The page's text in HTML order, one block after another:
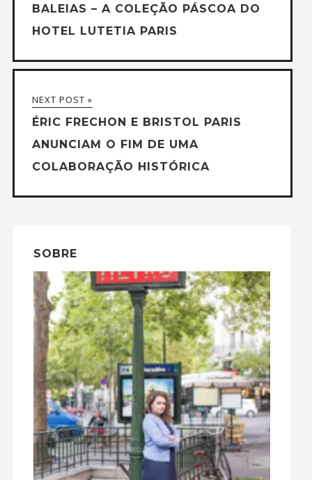
BALEIAS – A COLEÇÃO PÁSCOA DO
HOTEL LUTETIA PARIS
NEXT POST »
ÉRIC FRECHON E BRISTOL PARIS
ANUNCIAM O FIM DE UMA
COLABORAÇÃO HISTÓRICA
SOBRE